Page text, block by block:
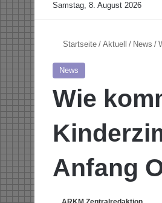
Samstag, 8. August 2026
Startseite / Aktuell / News /
News
Wie
Anfang